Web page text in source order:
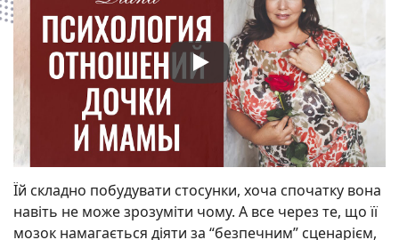
Їй складно побудувати стосунки, хоча спочатку вона
навіть не може зрозуміти чому. А все через те, що її
мозок намагається діяти за “безпечним” сценарієм,